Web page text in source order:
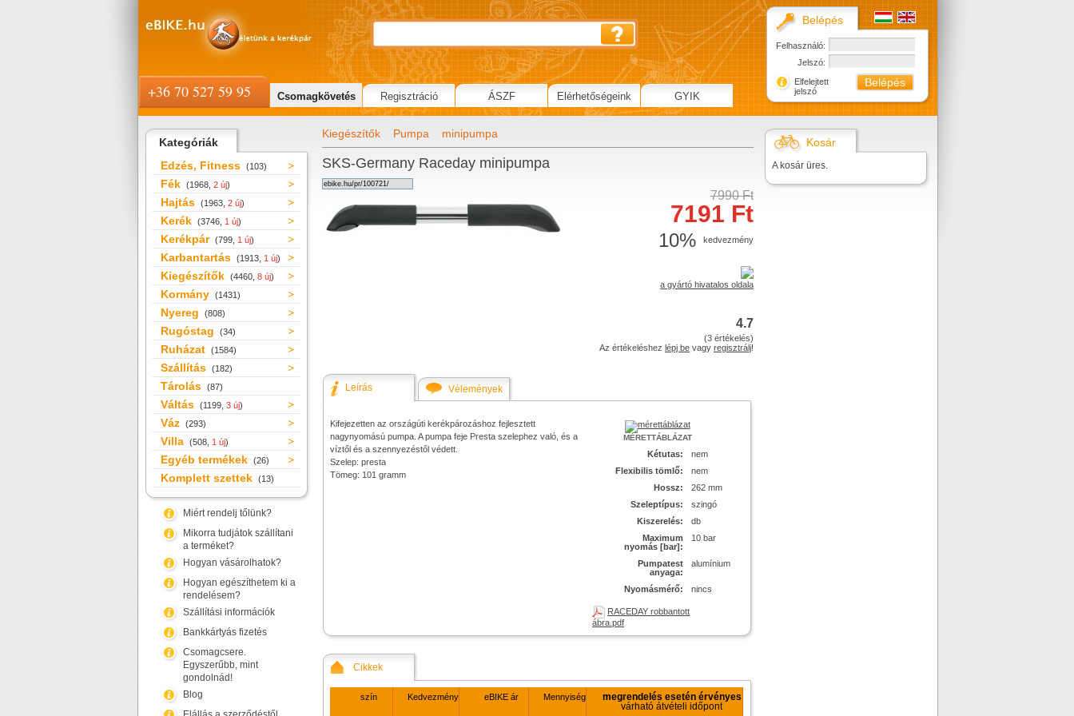
Kategóriák
Edzés, Fitness (103)
Fék (1968, 2 új)
Hajtás (1963, 2 új)
Kerék (3746, 1 új)
Kerékpár (799, 1 új)
Karbantartás (1913, 1 új)
Kiegészítők (4460, 8 új)
Kormány (1431)
Nyereg (808)
Rugóstag (34)
Ruházat (1584)
Szállítás (182)
Tárolás (87)
Váltás (1199, 3 új)
Váz (293)
Villa (508, 1 új)
Egyéb termékek (26)
Komplett szettek (13)
Miért rendelj tőlünk?
Mikorra tudjátok szállítani
a terméket?
Hogyan vásárolhatok?
Hogyan egészíthetem ki a
rendelésem?
Szállítási információk
Bankkártyás fizetés
Csomagcsere.
Egyszerűbb, mint
gondolnád!
Blog
Kiegészítők Pumpa minipumpa
SKS-Germany Raceday minipumpa
7990 Ft
7191 Ft
10% kedvezmény
a gyártó hivatalos oldala
4.7
(3 értékelés)
Az értékeléshez lépj be vagy regisztrálj!
Leírás Vélemények
Kifejezetten az országúti kerékpározáshoz fejlesztett
nagynyomású pumpa. A pumpa feje Presta szelephez való, és a
víztől és a szennyezéstől védett.
Szelep: presta
Tömeg: 101 gramm
MÉRETTÁBLÁZAT
Kétutas:
nem
Flexibilis tömlő:
nem
Hossz:
262 mm
Szeleptípus:
szingó
Kiszerelés:
db
Maximum
nyomás [bar]:
10 bar
Pumpatest
anyaga:
alumínium
Nyomásmérő: nincs
RACEDAY robbantott
ábra.pdf
Cikkek
szín Kedvezmény eBIKE ár Mennyiség
megrendelés esetén érvényes
várható átvételi időpont
Kosár
A kosár üres.
Belépés
Felhasználó:
Jelszó:
Elfelejtett
jelszó
+36 70 527 59 95 Csomagkövetés Regisztráció ÁSZF Elérhetőségeink GYIK